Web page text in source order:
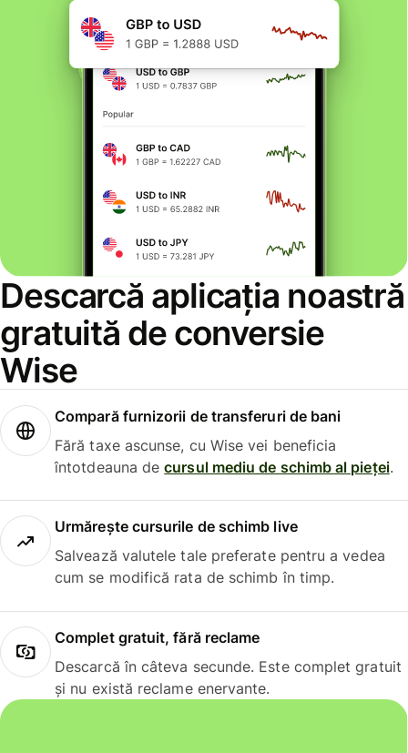
Descarcă aplicația noastră
gratuită de conversie
Wise
Compară furnizorii de transferuri de bani
Fără taxe ascunse, cu Wise vei beneficia
întotdeauna decursul mediu de schimb al pieței.
Urmărește cursurile de schimb live
Salvează valutele tale preferate pentru a vedea
cum se modifică rata de schimb în timp.
Complet gratuit, fără reclame
Descarcă în câteva secunde. Este complet gratuit
și nu există reclame enervante.